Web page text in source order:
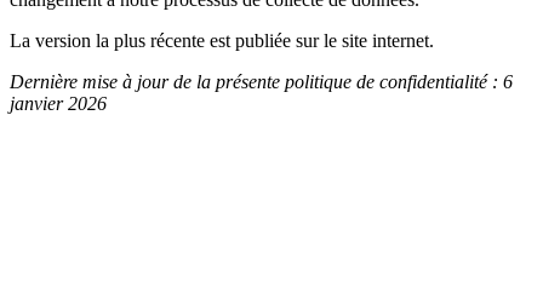
La version la plus récente est publiée sur le site internet.
Dernière mise à jour de la présente politique de confidentialité : 6
janvier 2026